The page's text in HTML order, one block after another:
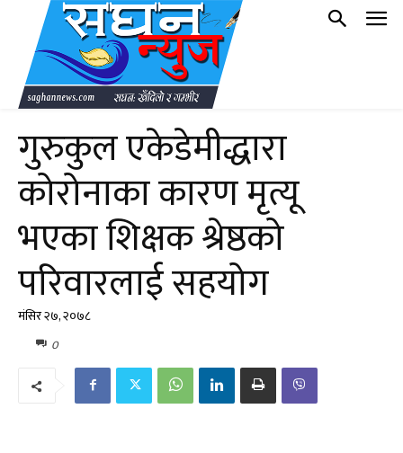
गुरुकुल एकेडेमीद्धारा
कोरोनाका कारण मृत्यू
भएका शिक्षक श्रेष्ठको
परिवारलाई सहयोग
मंसिर २७, २०७८
0